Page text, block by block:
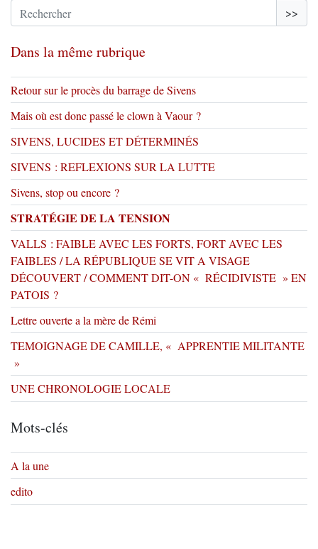
>>
Dans la même rubrique
Retour sur le procès du barrage de Sivens
Mais où est donc passé le clown à Vaour ?
SIVENS, LUCIDES ET DÉTERMINÉS
SIVENS : REFLEXIONS SUR LA LUTTE
Sivens, stop ou encore ?
STRATÉGIE DE LA TENSION
VALLS : FAIBLE AVEC LES FORTS, FORT AVEC LES
FAIBLES / LA RÉPUBLIQUE SE VIT A VISAGE
DÉCOUVERT / COMMENT DIT-ON « RÉCIDIVISTE » EN
PATOIS ?
Lettre ouverte a la mère de Rémi
TEMOIGNAGE DE CAMILLE, « APPRENTIE MILITANTE
»
UNE CHRONOLOGIE LOCALE
Mots-clés
A la une
edito